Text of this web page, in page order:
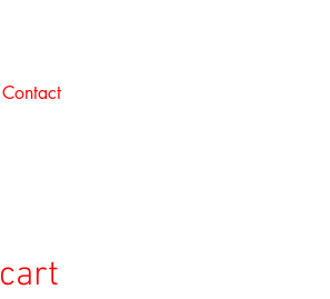
Contact
cart